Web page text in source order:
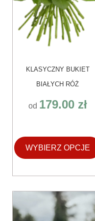
KLASYCZNY BUKIET
BIAŁYCH RÓŻ
od 179.00 zł
WYBIERZ OPCJE
produkt